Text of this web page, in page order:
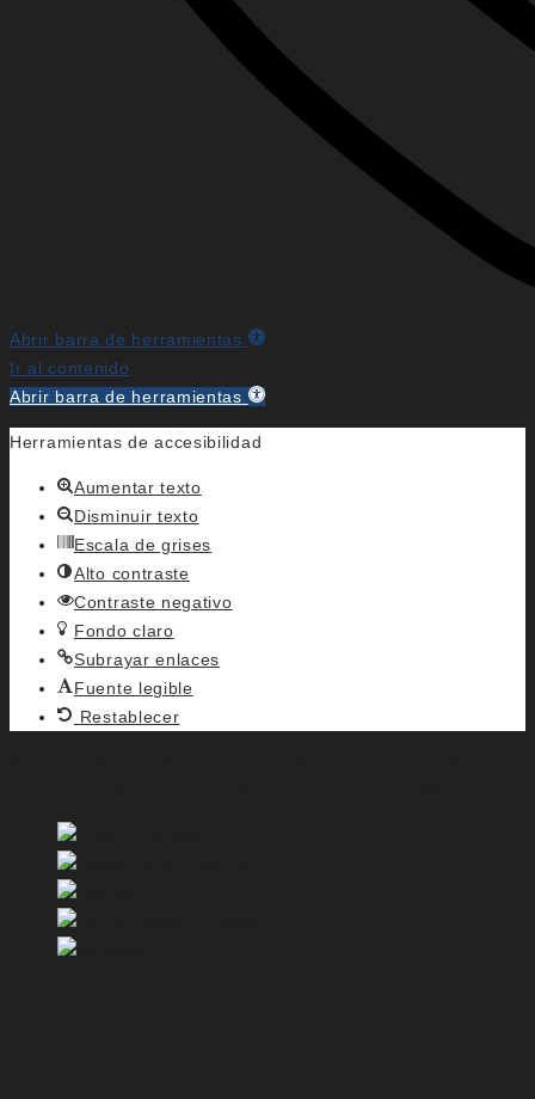
Abrir barra de herramientas
Ir al contenido
Abrir barra de herramientas
Herramientas de accesibilidad
Aumentar texto
Disminuir texto
Escala de grises
Alto contraste
Contraste negativo
Fondo claro
Subrayar enlaces
Fuente legible
Restablecer